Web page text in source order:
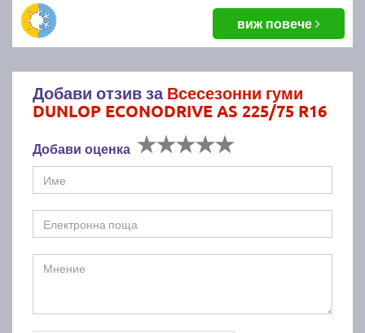
виж повече
Добави отзив заВсесезонни гуми
DUNLOP ECONODRIVE AS 225/75 R16
Добави оценка